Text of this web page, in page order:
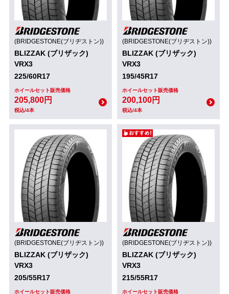
(BRIDGESTONE(ブリヂストン))
BLIZZAK (ブリザック)
VRX3
225/60R17
ホイールセット販売価格
205,800円
税込/4本
(BRIDGESTONE(ブリヂストン))
BLIZZAK (ブリザック)
VRX3
195/45R17
ホイールセット販売価格
200,100円
税込/4本
(BRIDGESTONE(ブリヂストン))
BLIZZAK (ブリザック)
VRX3
205/55R17
ホイールセット販売価格
(BRIDGESTONE(ブリヂストン))
BLIZZAK (ブリザック)
VRX3
215/55R17
ホイールセット販売価格